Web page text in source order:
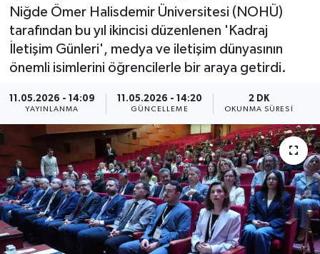
Niğde Ömer Halisdemir Üniversitesi (NOHÜ)
tarafından bu yıl ikincisi düzenlenen 'Kadraj
İletişim Günleri', medya ve iletişim dünyasının
önemli isimlerini öğrencilerle bir araya getirdi.
11.05.2026 - 14:09
YAYINLANMA
11.05.2026 - 14:20
GÜNCELLEME
2 DK
OKUNMA SÜRESI
Sağlık
Siyaset